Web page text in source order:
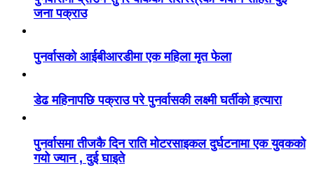
जना पक्राउ
पुनर्वासको आईबीआरडीमा एक महिला मृत फेला
डेढ महिनापछि पक्राउ परे पुनर्वासकी लक्ष्मी घर्तीको हत्यारा
पुनर्वासमा तीजकै दिन राति मोटरसाइकल दुर्घटनामा एक युवकको
गयो ज्यान , दुई घाइते